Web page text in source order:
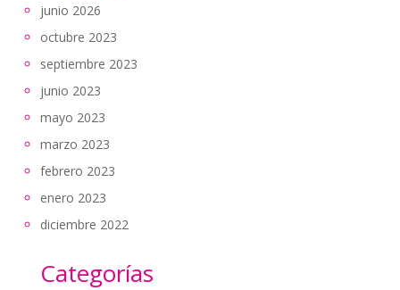
junio 2026
octubre 2023
septiembre 2023
junio 2023
mayo 2023
marzo 2023
febrero 2023
enero 2023
diciembre 2022
Categorías